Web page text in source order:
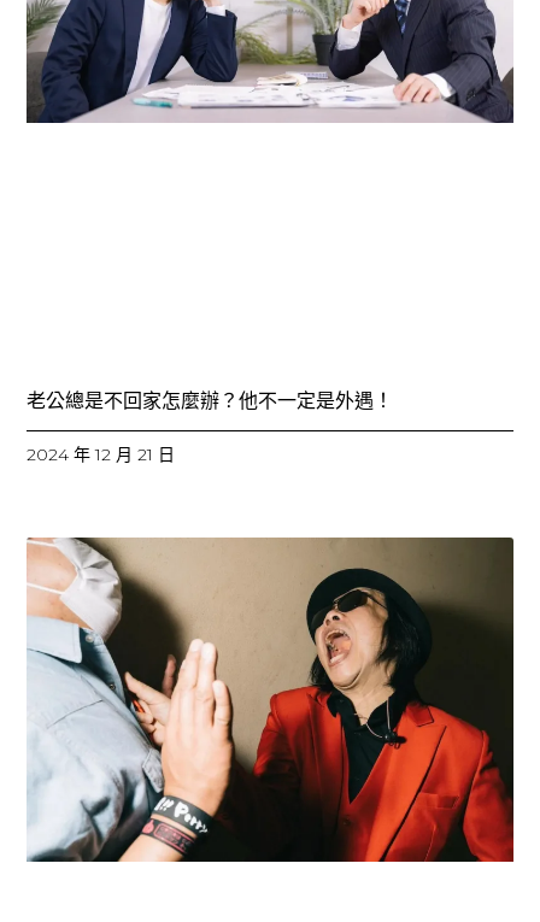
老公總是不回家怎麼辦？他不一定是外遇！
2024 年 12 月 21 日